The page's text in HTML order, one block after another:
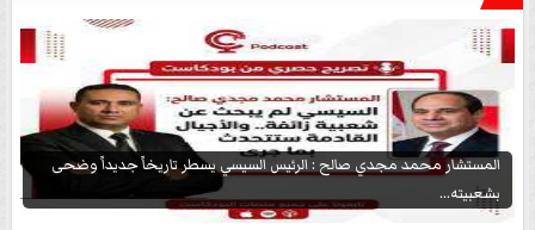
المستشار محمد مجدي صالح : الرئيس السيسي يسطر تاريخاً جديداً وضحى
بشعبيته...